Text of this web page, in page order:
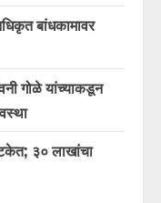
बांधकामावर
गोळे यांच्याकडून
३० लाखांचा